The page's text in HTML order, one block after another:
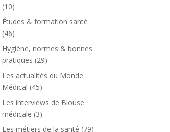
(10)
Études & formation santé
(46)
Hygiène, normes & bonnes
pratiques (29)
Les actualités du Monde
Médical (45)
Les interviews de Blouse
médicale (3)
Les métiers de la santé (79)